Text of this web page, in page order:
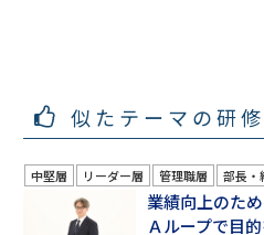
似たテーマの研修
中堅層 リーダー層 管理職層 部長・
業績向上のた
Ａループで目